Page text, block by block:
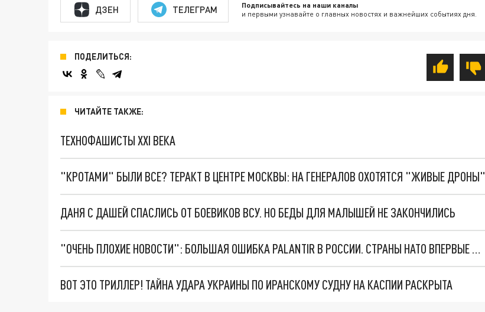
ДЗЕН ТЕЛЕГРАМ Подписывайтесь на наши каналы
и первыми узнавайте о главных новостях и важнейших событиях дня.
ПОДЕЛИТЬСЯ:
ЧИТАЙТЕ ТАКЖЕ:
ТЕХНОФАШИСТЫ XXI ВЕКА
"КРОТАМИ" БЫЛИ ВСЕ? ТЕРАКТ В ЦЕНТРЕ МОСКВЫ: НА ГЕНЕРАЛОВ ОХОТЯТСЯ "ЖИВЫЕ ДРОНЫ"
ДАНЯ С ДАШЕЙ СПАСЛИСЬ ОТ БОЕВИКОВ ВСУ. НО БЕДЫ ДЛЯ МАЛЫШЕЙ НЕ ЗАКОНЧИЛИСЬ
"ОЧЕНЬ ПЛОХИЕ НОВОСТИ": БОЛЬШАЯ ОШИБКА PALANTIR В РОССИИ. СТРАНЫ НАТО ВПЕРВЫЕ ЗА СВО ОСТАНОВИЛИ ПОСТАВКИ ОРУЖИЯ. ВСУ ТЕРЯЮТ ПРИГРАНИЧЬЕ?
ВОТ ЭТО ТРИЛЛЕР! ТАЙНА УДАРА УКРАИНЫ ПО ИРАНСКОМУ СУДНУ НА КАСПИИ РАСКРЫТА